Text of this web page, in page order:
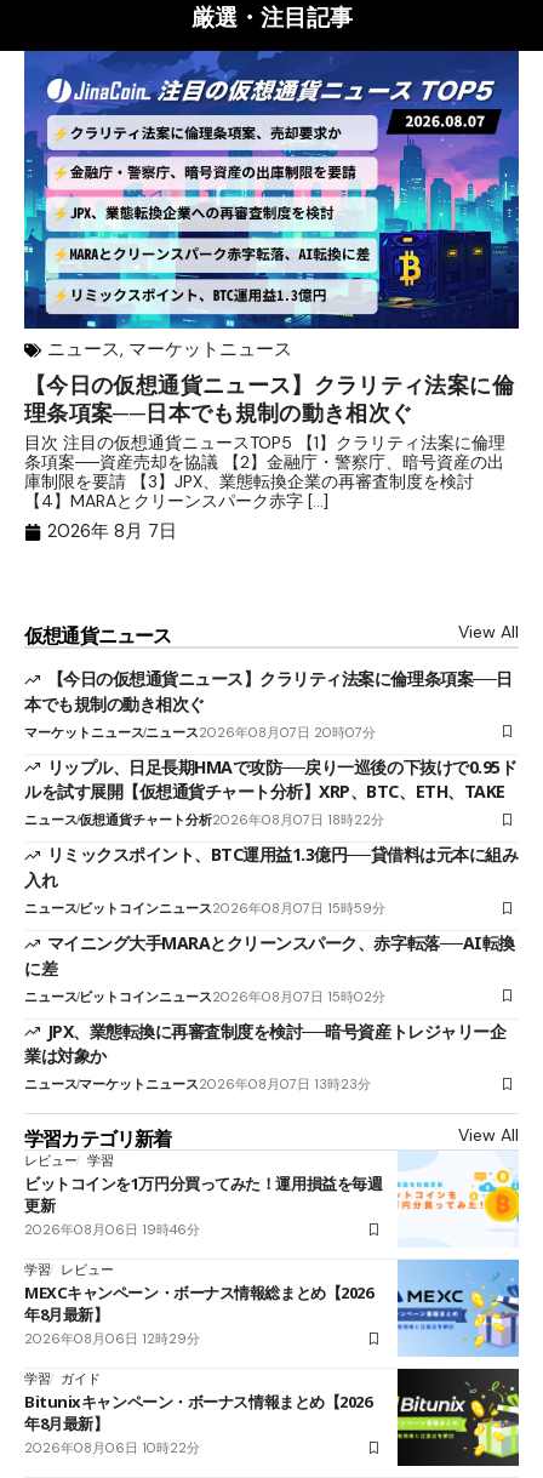
厳選・注目記事
ニュース, マーケットニュース
【今日の仮想通貨ニュース】クラリティ法案に倫
理条項案──日本でも規制の動き相次ぐ
目次 注目の仮想通貨ニュースTOP5 【1】クラリティ法案に倫理
条項案──資産売却を協議 【2】金融庁・警察庁、暗号資産の出
庫制限を要請 【3】JPX、業態転換企業の再審査制度を検討
【4】MARAとクリーンスパーク赤字 […]
2026年 8月 7日
仮想通貨ニュース View All
【今日の仮想通貨ニュース】クラリティ法案に倫理条項案──日
本でも規制の動き相次ぐ
マーケットニュースニュース2026年08月07日 20時07分
リップル、日足長期HMAで攻防──戻り一巡後の下抜けで0.95ド
ルを試す展開【仮想通貨チャート分析】XRP、BTC、ETH、TAKE
ニュース仮想通貨チャート分析2026年08月07日 18時22分
リミックスポイント、BTC運用益1.3億円──貸借料は元本に組み
入れ
ニュースビットコインニュース2026年08月07日 15時59分
マイニング大手MARAとクリーンスパーク、赤字転落──AI転換
に差
ニュースビットコインニュース2026年08月07日 15時02分
JPX、業態転換に再審査制度を検討──暗号資産トレジャリー企
業は対象か
ニュースマーケットニュース2026年08月07日 13時23分
学習カテゴリ新着 View All
レビュー 学習
ビットコインを1万円分買ってみた！運用損益を毎週
更新
2026年08月06日 19時46分
学習 レビュー
MEXCキャンペーン・ボーナス情報総まとめ【2026
年8月最新】
2026年08月06日 12時29分
学習 ガイド
Bitunixキャンペーン・ボーナス情報まとめ【2026
年8月最新】
2026年08月06日 10時22分